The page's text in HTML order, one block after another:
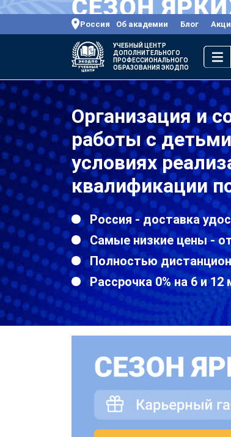
Россия Об академии Блог
УЧЕБНЫЙ ЦЕНТР
ДОПОЛНИТЕЛЬНОГО
ПРОФЕССИОНАЛЬНОГО
ОБРАЗОВАНИЯ ЭКОДПО
Организация и
работы с
условиях
квалификации
Россия - доставка
Самые низкие цены -
Полностью
Рассрочка 0% на 6 и 12